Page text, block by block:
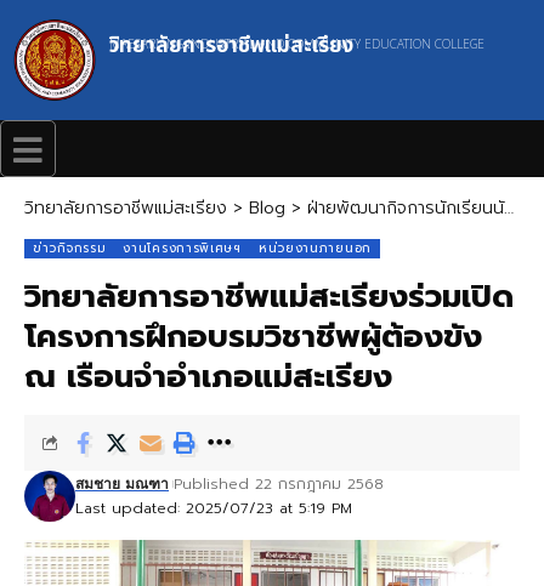
วิทยาลัยการอาชีพแม่สะเรียง
MAESARIANG INDUSTRIAL AND COMMUNITY EDUCATION COLLEGE
วิทยาลัยการอาชีพแม่สะเรียง > Blog > ฝ่ายพัฒนากิจการนักเรียนนักศึกษา
ข่าวกิจกรรม งานโครงการพิเศษฯ หน่วยงานภายนอก
วิทยาลัยการอาชีพแม่สะเรียงร่วมเปิด
โครงการฝึกอบรมวิชาชีพผู้ต้องขัง
ณ เรือนจำอำเภอแม่สะเรียง
Last updated: 2025/07/23 at 5:19 PM
สมชาย มณฑา Published 22 กรกฎาคม 2568